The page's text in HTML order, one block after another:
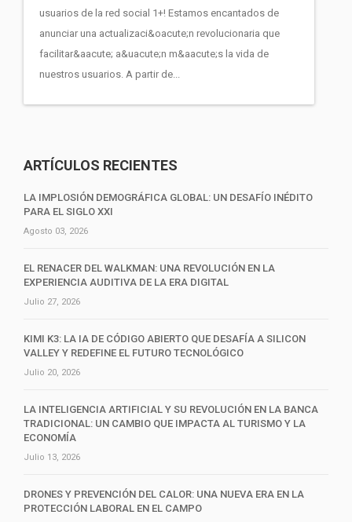
usuarios de la red social 1+! Estamos encantados de
anunciar una actualizaci&oacute;n revolucionaria que
facilitar&aacute; a&uacute;n m&aacute;s la vida de
nuestros usuarios. A partir de...
ARTÍCULOS RECIENTES
LA IMPLOSIÓN DEMOGRÁFICA GLOBAL: UN DESAFÍO INÉDITO
PARA EL SIGLO XXI
Agosto 03, 2026
EL RENACER DEL WALKMAN: UNA REVOLUCIÓN EN LA
EXPERIENCIA AUDITIVA DE LA ERA DIGITAL
Julio 27, 2026
KIMI K3: LA IA DE CÓDIGO ABIERTO QUE DESAFÍA A SILICON
VALLEY Y REDEFINE EL FUTURO TECNOLÓGICO
Julio 20, 2026
LA INTELIGENCIA ARTIFICIAL Y SU REVOLUCIÓN EN LA BANCA
TRADICIONAL: UN CAMBIO QUE IMPACTA AL TURISMO Y LA
ECONOMÍA
Julio 13, 2026
DRONES Y PREVENCIÓN DEL CALOR: UNA NUEVA ERA EN LA
PROTECCIÓN LABORAL EN EL CAMPO